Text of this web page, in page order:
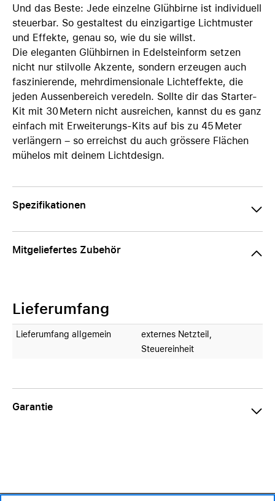
Und das Beste: Jede einzelne Glühbirne ist individuell
steuerbar. So gestaltest du einzigartige Lichtmuster
und Effekte, genau so, wie du sie willst.
Die eleganten Glühbirnen in Edelsteinform setzen
nicht nur stilvolle Akzente, sondern erzeugen auch
faszinierende, mehrdimensionale Lichteffekte, die
jeden Aussenbereich veredeln. Sollte dir das Starter-
Kit mit 30 Metern nicht ausreichen, kannst du es ganz
einfach mit Erweiterungs-Kits auf bis zu 45 Meter
verlängern – so erreichst du auch grössere Flächen
mühelos mit deinem Lichtdesign.
Spezifikationen
Mitgeliefertes Zubehör
Lieferumfang
Lieferumfang allgemein
externes Netzteil,
Steuereinheit
Garantie